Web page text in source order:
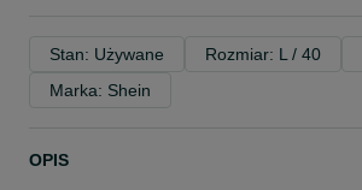
Stan: Używane Rozmiar: L / 40
Marka: Shein
OPIS